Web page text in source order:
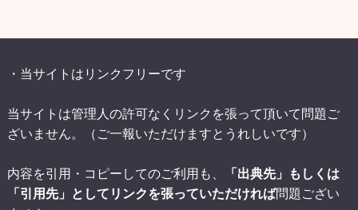
・当サイトはリンクフリーです
当サイトは管理人の許可なくリンクを張って頂いて問題ご
ざいません。（ご一報いただけますとうれしいです）
内容を引用・コピーしてのご利用も、
「出典先」もしくは
「引用先」としてリンクを張っていただければ問題ござい